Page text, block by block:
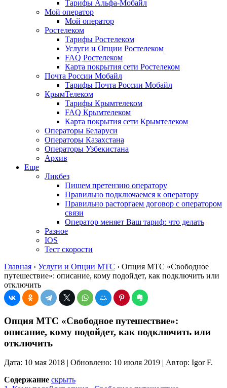
Тарифы Альфа-Мобайл
Мой оператор
Мой оператор
Ростелеком
Тарифы Ростелеком
Услуги и Опции Ростелеком
FAQ Ростелеком
Карта покрытия сети Ростелеком
Почта России Мобайл
Тарифы Почта России Мобайл
КрымТелеком
Тарифы Крымтелеком
FAQ Крымтелеком
Карта покрытия сети Крымтелеком
Операторы Беларуси
Операторы Казахстана
Операторы Узбекистана
Архив
Еще
Ликбез
Пишем претензию оператору
Правильно подключаемся к оператору
Правильно расторгаем договор с оператором
связи
Оператор меняет Ваш тариф: что делать
Разное
IOS
Тест скорости
Главная › Услуги и Опции МТС › Опция МТС «Свободное
путешествие»: описание, кому подойдет, как подключить или
отключить
Опция МТС «Свободное путешествие»:
описание, кому подойдет, как подключить или
отключить
Дата: 10 мая 2018 | Обновлено: 10 июля 2019 | Автор: Igor F.
Содержание скрыть